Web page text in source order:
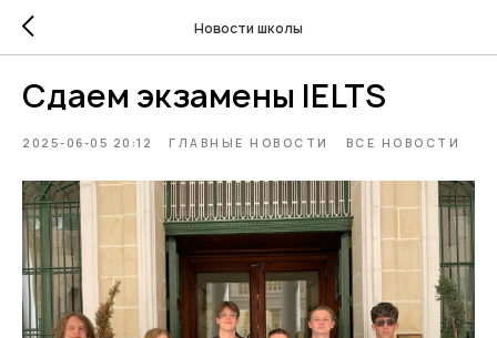
Новости школы
Сдаем экзамены IELTS
2025-06-05 20:12 ГЛАВНЫЕ НОВОСТИ ВСЕ НОВОСТИ